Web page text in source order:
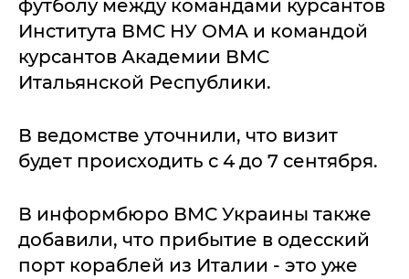
футболу между командами курсантов
Института ВМС НУ ОМА и командой
курсантов Академии ВМС
Итальянской Республики.
В ведомстве уточнили, что визит
будет происходить с 4 до 7 сентября.
В информбюро ВМС Украины также
добавили, что прибытие в одесский
порт кораблей из Италии - это уже